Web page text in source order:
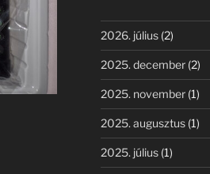
2026. július(2)
2025. december(2)
2025. november(1)
2025. augusztus(1)
2025. július(1)